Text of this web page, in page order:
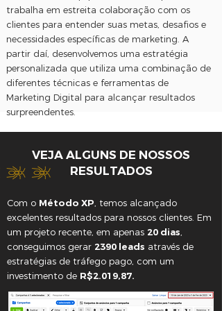
trabalha em estreita colaboração com os
clientes para entender suas metas, desafios e
necessidades específicas de marketing. A
partir daí, desenvolvemos uma estratégia
personalizada que utiliza uma combinação de
diferentes técnicas e ferramentas de
Marketing Digital para alcançar resultados
surpreendentes.
VEJA ALGUNS DE NOSSOS
RESULTADOS
Com o Método XP, temos alcançado
excelentes resultados para nossos clientes. Em
um projeto recente, em apenas 20 dias,
conseguimos gerar 2390 leads através de
estratégias de tráfego pago, com um
investimento de R$2.019,87.